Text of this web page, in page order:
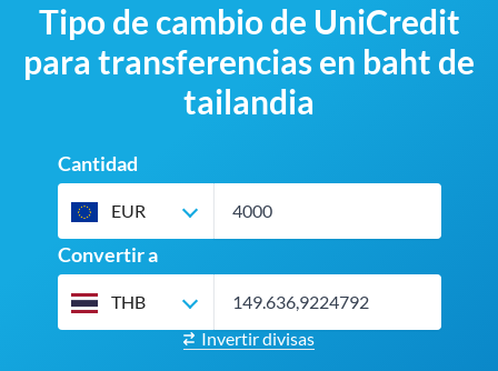
Tipo de cambio de UniCredit
para transferencias en baht de
tailandia
Cantidad
EUR
Convertir a
THB
Invertir divisas